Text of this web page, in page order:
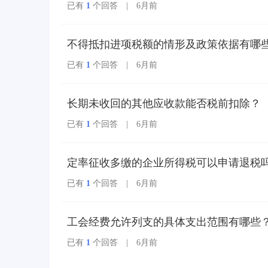
多个票种集成归并为电
发票实行全国统一赋
码、自动流转交付。
已有 1 个回答 | 6月前
不得抵扣进项税额的情形及政策依据有哪
已有 1 个回答 | 6月前
长期未收回的其他应收款能否税前扣除？
已有 1 个回答 | 6月前
定率征收多缴的企业所得税可以申请退税
已有 1 个回答 | 6月前
工会经费允许列支的具体支出范围有哪些？
已有 1 个回答 | 6月前